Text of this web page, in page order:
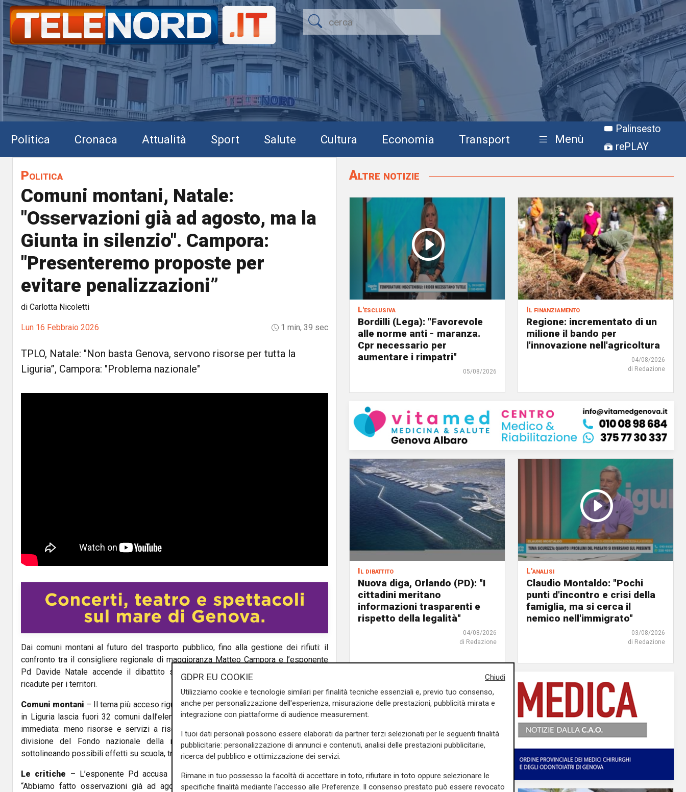
Politica Cronaca Attualità Sport Salute Cultura Economia Transport Menù
Palinsesto
rePLAY
Politica
Comuni montani, Natale:
"Osservazioni già ad agosto, ma la
Giunta in silenzio". Campora:
"Presenteremo proposte per
evitare penalizzazioni”
di Carlotta Nicoletti
Lun 16 Febbraio 2026 1 min, 39 sec
TPLO, Natale: "Non basta Genova, servono risorse per tutta la
Liguria”, Campora: "Problema nazionale"
Dai comuni montani al futuro del trasporto pubblico, fino alla gestione dei rifiuti: il
confronto tra il consigliere regionale di maggioranza Matteo Campora e l’esponente
Pd Davide Natale accende il dibattito sulle scelte della Regione Liguria e sulle
ricadute per i territori.
Comuni montani – Il tema più acceso riguarda la nuova classificazione nazionale che
in Liguria lascia fuori 32 comuni dall’elenco montano. Per Natale la conseguenza è
immediata: meno risorse e servizi a rischio. “I 32 comuni non parteciperanno alla
divisione del Fondo nazionale della montagna da 200 milioni”, ha spiegato,
sottolineando possibili effetti su scuola, trasporti e sanità nei territori dell’entroterra.
Le critiche – L’esponente Pd accusa Regione e Governo di aver perso tempo:
“Abbiamo fatto osservazioni già ad agosto, ma la Giunta è rimasta in silenzio”.
Altre notizie
L'esclusiva
Bordilli (Lega): "Favorevole
alle norme anti - maranza.
Cpr necessario per
aumentare i rimpatri"
05/08/2026
Il finanziamento
Regione: incrementato di un
milione il bando per
l'innovazione nell'agricoltura
04/08/2026
di Redazione
Il dibattito
Nuova diga, Orlando (PD): "I
cittadini meritano
informazioni trasparenti e
rispetto della legalità"
04/08/2026
di Redazione
L'analisi
Claudio Montaldo: "Pochi
punti d'incontro e crisi della
famiglia, ma si cerca il
nemico nell'immigrato"
03/08/2026
di Redazione
Chiudi
GDPR EU COOKIE
Utilizziamo cookie e tecnologie similari per finalità tecniche essenziali e, previo tuo consenso,
anche per personalizzazione dell'esperienza, misurazione delle prestazioni, pubblicità mirata e
integrazione con piattaforme di audience measurement.
I tuoi dati personali possono essere elaborati da partner terzi selezionati per le seguenti finalità
pubblicitarie: personalizzazione di annunci e contenuti, analisi delle prestazioni pubblicitarie,
ricerca del pubblico e ottimizzazione dei servizi.
Rimane in tuo possesso la facoltà di accettare in toto, rifiutare in toto oppure selezionare le
specifiche finalità mediante l'accesso alle Preferenze. Il consenso prestato può essere revocato